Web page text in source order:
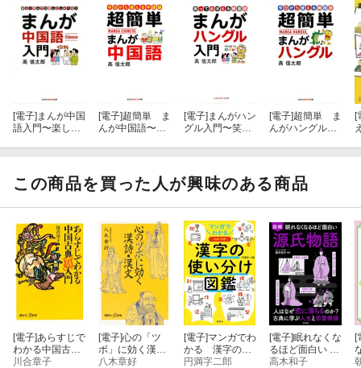
[電子]まんが中国
語入門〜楽しく
[電子]超簡単 ま
んが中国語〜は
[電子]まんがハン
グル入門〜笑っ
[電子]超簡単 ま
んがハングル〜
[
この商品を買った人が興味のある商品
[電子]あらすじで
わかる中国古典
「超」入門
川合章子
[電子]心の「ツ
ボ」に効く漢
詩・漢文
八木章好
[電子]マンガでわ
かる 漢字の使
い分け図鑑
円満字二郎
[電子]眠れなくな
るほど面白い 図
解 源氏物語
高木和子
[